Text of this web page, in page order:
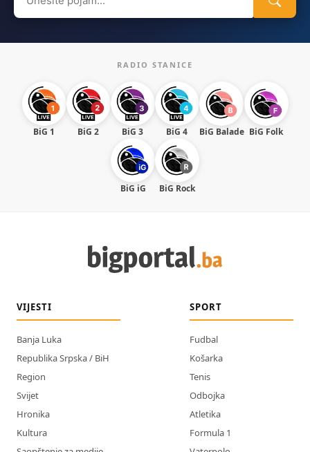
for:
RADIO STANICE
BiG 1 BiG 2 BiG 3 BiG 4 BiG Balade BiG Folk
BiG iG BiG Rock
VIJESTI
Banja Luka
Republika Srpska / BiH
Region
Svijet
Hronika
Kultura
SPORT
Fudbal
Košarka
Tenis
Odbojka
Atletika
Formula 1